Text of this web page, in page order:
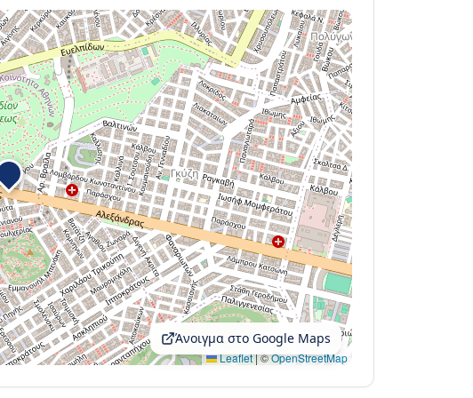
Leaflet|©OpenStreetMap
Άνοιγμα στο Google Maps